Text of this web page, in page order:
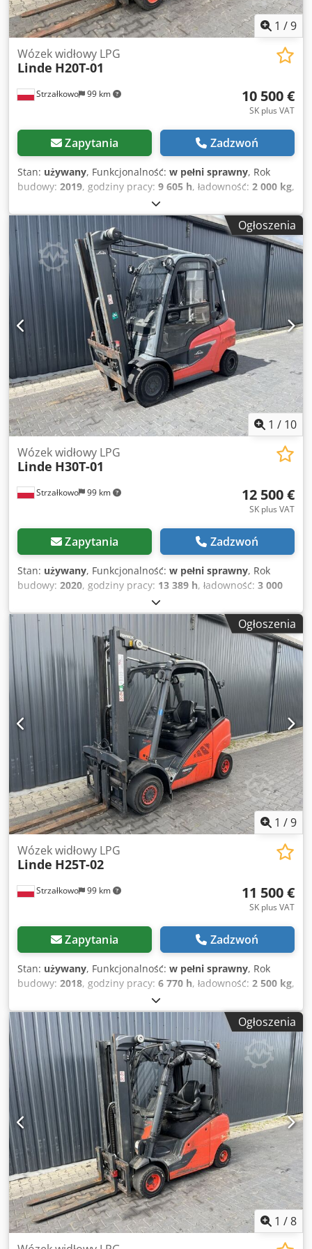
1 /9
Strzałkowo 99 km
Wózek widłowy LPG
Linde H20T-01
10 500 €
SK plus VAT
Zapytania Zadzwoń
Stan: używany, Funkcjonalność: w pełni sprawny, Rok
budowy: 2019, godziny pracy: 9 605 h, ładowność: 2 000 kg,
4 625 mm
podnoszenia:1 519 mm, rodzaj paliwa:gaz, typ masztu:
triplex , wysokość konstrukcyjna: 2 121 mm, typ napędu:
Treibgas, Wózek widłowy na gaz płynny Klasa ISO: Klasa
ISO 2 = 1.000 - 2.500 kg Crjdpfezrq Sfex Aqqjf Typ masztu:
Triplex Stan: Gotowy do pracy i w pełni sprawny Stan
techniczny: dobry Opis: Połówka kabiny Przesuw boczny, 3.
zawór, ogrzewanie,
Ogłoszenia
1 / 10
Strzałkowo 99 km
Wózek widłowy LPG
Linde H30T-01
12 500 €
SK plus VAT
Zapytania Zadzwoń
Stan: używany, Funkcjonalność: w pełni sprawny, Rok
budowy: 2020, godziny pracy: 13 389 h, ładowność: 3 000
5 480 mm
podnoszenia:1 755 mm, rodzaj paliwa:gaz, typ masztu:
triplex
, wysokość konstrukcyjna: 2 465 mm, typ napędu:
Treibgas
, Wózki widłowe LPG Klasa ISO: Klasa ISO 3 = 2500
- 4999 kg Typ masztu: Triplex Stan: gotowy do użycia i w
pełni funkcjonalny Stan techniczny: dobry 3. zawór, 4.
zawór, ogrzewanie, pełna kabina, Csdjzrq R Uopfx Aqqsrf
Ogłoszenia
1 /9
Strzałkowo 99 km
Wózek widłowy LPG
Linde H25T-02
11 500 €
SK plus VAT
Zapytania Zadzwoń
Stan: używany, Funkcjonalność: w pełni sprawny, Rok
budowy: 2018, godziny pracy: 6 770 h, ładowność: 2 500 kg,
5 515 mm
podnoszenia:1 811 mm, rodzaj paliwa:gaz, typ masztu:
triplex, wysokość konstrukcyjna: 2 454 mm
, typ napędu:
Treibgas , Wózek widłowy LPG Klasa ISO: Klasa ISO 2 = 1 000
- 2 500 kg Typ masztu: Triplex Stan: gotowy do użycia i w
pełni funkcjonalny Stan techniczny: dobry Opis: Pół kabiny
Przesuw boczny, pozycjoner wideł, 3. zawór, 4. zawór,
Cjdpfx Aozrq Rueqqorf
Ogłoszenia
1 /8